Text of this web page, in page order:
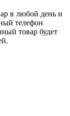
в любой день и
телефон
товар будет